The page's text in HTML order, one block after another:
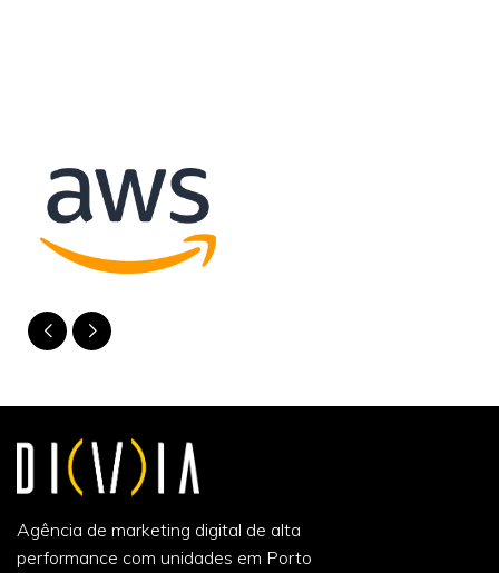
Agência de marketing digital de alta
performance com unidades em Porto